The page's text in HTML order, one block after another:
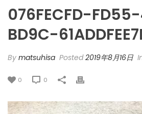
076FECFD-
BD9C-
By matsuhisa Posted2019年8月16日
0 0